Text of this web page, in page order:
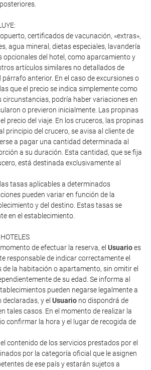
certificados de vacunación, «extras»,
agua mineral, dietas especiales, lavandería
opcionales del hotel, como aparcamiento y
artículos similares no detallados de
anterior. En el caso de excursiones o
que el precio se indica simplemente como
circunstancias, podría haber variaciones en
o previeron inicialmente. Las propinas
precio del viaje. En los cruceros, las propinas
principio del crucero, se avisa al cliente de
a pagar una cantidad determinada al
a su duración. Esta cantidad, que se fija
está destinada exclusivamente al
tasas aplicables a determinados
pueden variar en función de la
y del destino. Estas tasas se
en el establecimiento.
de efectuar la reserva, el Usuarioes
responsable de indicar correctamente el
de la habitación o apartamento, sin omitir el
de su edad. Se informa al
pueden negarse legalmente a
y el Usuario no dispondrá de
tales casos. En el momento de realizar la
confirmar la hora y el lugar de recogida de
contenido de los servicios prestados por el
por la categoría oficial que le asignen
de ese país y estarán sujetos a